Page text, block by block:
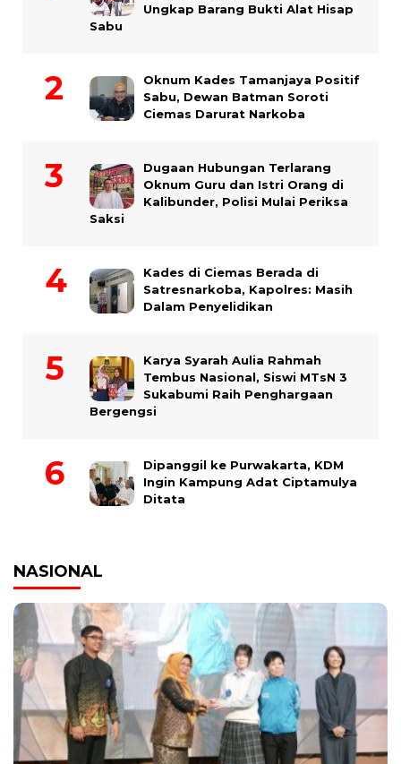
Ungkap Barang Bukti Alat Hisap
Sabu
Oknum Kades Tamanjaya Positif
Sabu, Dewan Batman Soroti
Ciemas Darurat Narkoba
Dugaan Hubungan Terlarang
Oknum Guru dan Istri Orang di
Kalibunder, Polisi Mulai Periksa
Saksi
Kades di Ciemas Berada di
Satresnarkoba, Kapolres: Masih
Dalam Penyelidikan
Karya Syarah Aulia Rahmah
Tembus Nasional, Siswi MTsN 3
Sukabumi Raih Penghargaan
Bergengsi
Dipanggil ke Purwakarta, KDM
Ingin Kampung Adat Ciptamulya
Ditata
NASIONAL